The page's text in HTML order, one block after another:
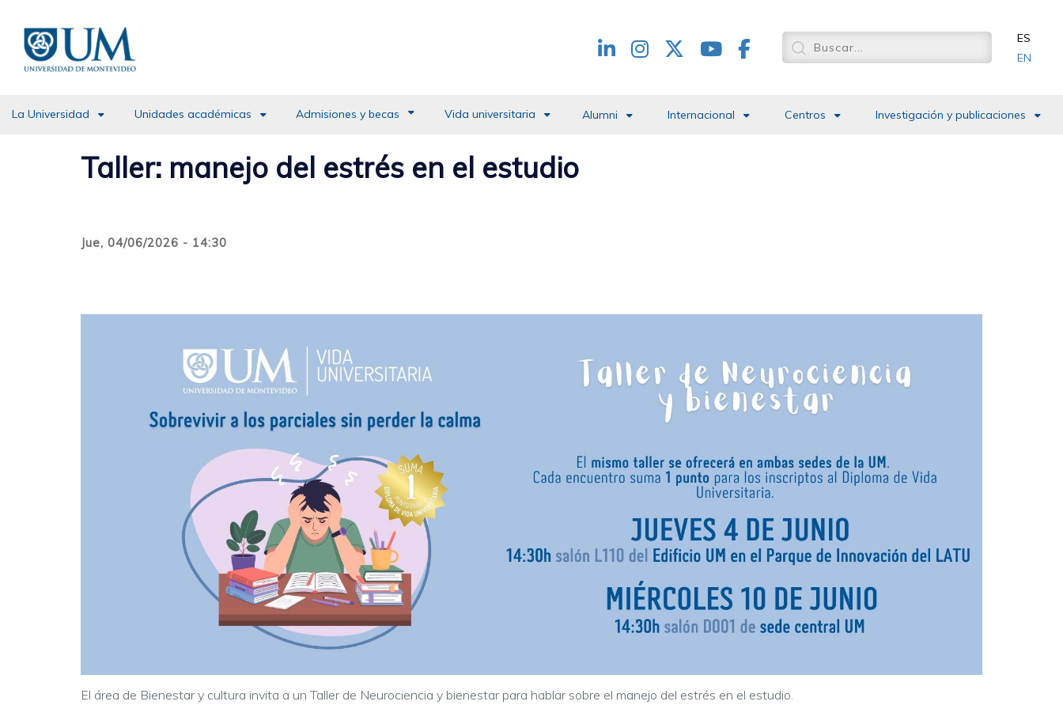
contenido
principal
Redes
ES
EN
La Universidad Unidades académicas Admisiones y becas Vida universitaria Alumni Internacional Centros Investigación y publicaciones
Taller: manejo del estrés en el estudio
Jue, 04/06/2026 - 14:30
El área de Bienestar y cultura invita a un Taller de Neurociencia y bienestar para hablar sobre el manejo del estrés en el estudio.